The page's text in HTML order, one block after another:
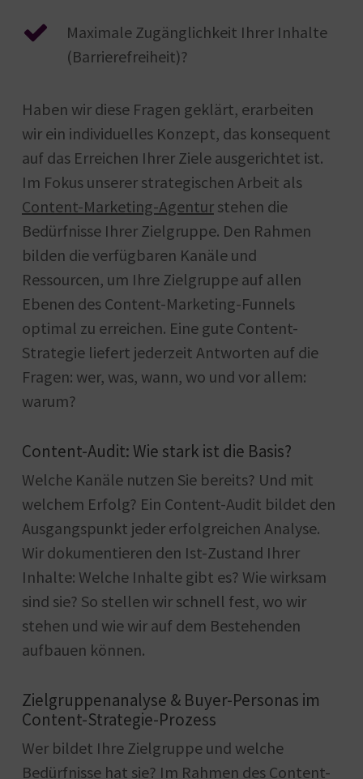
Maximale Zugänglichkeit Ihrer Inhalte
(Barrierefreiheit)?
Haben wir diese Fragen geklärt, erarbeiten
wir ein individuelles Konzept, das konsequent
auf das Erreichen Ihrer Ziele ausgerichtet ist.
Im Fokus unserer strategischen Arbeit als
Content-Marketing-Agenturstehen die
Bedürfnisse Ihrer Zielgruppe. Den Rahmen
bilden die verfügbaren Kanäle und
Ressourcen, um Ihre Zielgruppe auf allen
Ebenen des Content-Marketing-Funnels
optimal zu erreichen. Eine gute Content-
Strategie liefert jederzeit Antworten auf die
Fragen: wer, was, wann, wo und vor allem:
warum?
Content-Audit: Wie stark ist die Basis?
Welche Kanäle nutzen Sie bereits? Und mit
welchem Erfolg? Ein Content-Audit bildet den
Ausgangspunkt jeder erfolgreichen Analyse.
Wir dokumentieren den Ist-Zustand Ihrer
Inhalte: Welche Inhalte gibt es? Wie wirksam
sind sie? So stellen wir schnell fest, wo wir
stehen und wie wir auf dem Bestehenden
aufbauen können.
Zielgruppenanalyse & Buyer-Personas im
Content-Strategie-Prozess
Wer bildet Ihre Zielgruppe und welche
Bedürfnisse hat sie? Im Rahmen des Content-